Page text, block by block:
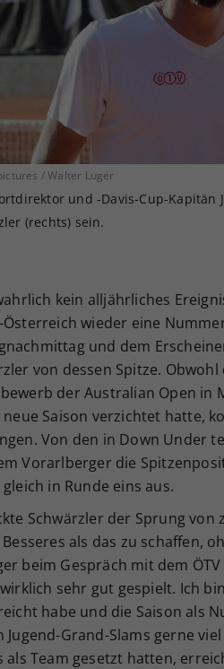
/ Walter Luger
und -Davis-Cup-
(rechts) sein.
kein alljährliches
Österreich wieder eine
und dem
von dessen Spitze.
der Australian Open
neue Saison verzichtet hatte,
Von den in Down Under
Vorarlberger die
in Runde eins aus.
Schwärzler der Sprung von
als das zu schaffen,
beim Gespräch mit dem
wirklich sehr gut gespielt. Ich
habe und die Saison als
Jugend-Grand-Slams gerne
als Team gesetzt hatten,